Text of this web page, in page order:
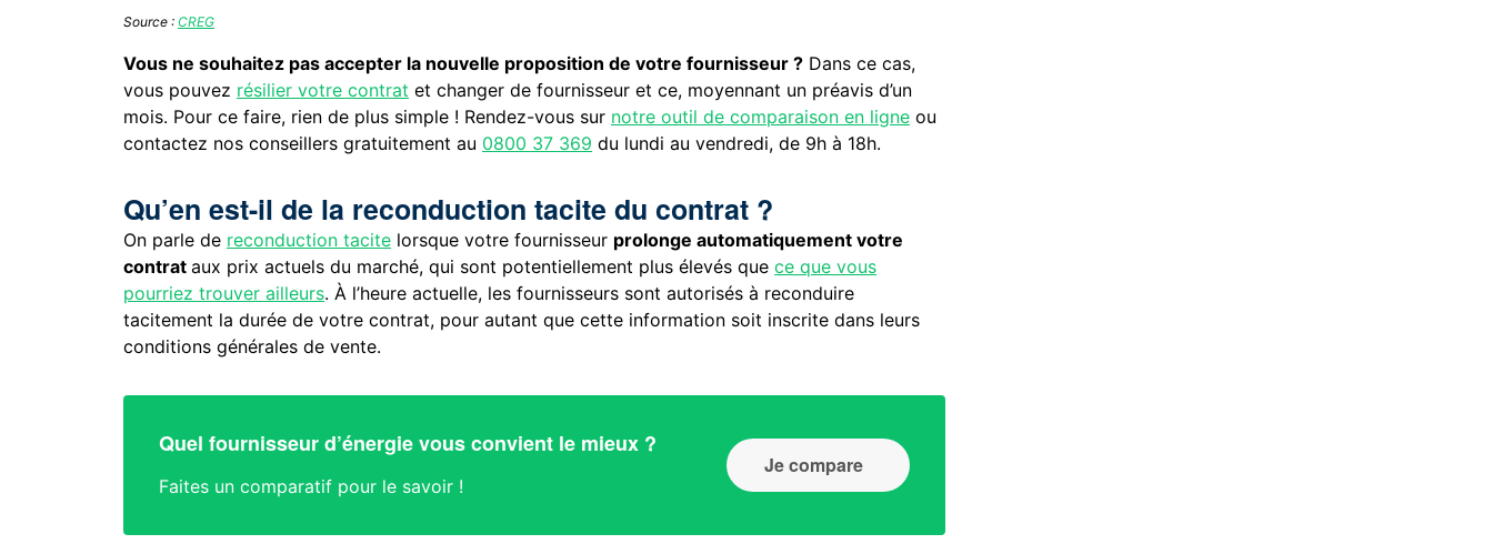
Source :CREG
Vous ne souhaitez pas accepter la nouvelle proposition de votre fournisseur ? Dans ce cas,
vous pouvez résilier votre contrat et changer de fournisseur et ce, moyennant un préavis d’un
mois. Pour ce faire, rien de plus simple ! Rendez-vous sur notre outil de comparaison en ligne ou
contactez nos conseillers gratuitement au 0800 37 369 du lundi au vendredi, de 9h à 18h.
Qu’en est-il de la reconduction tacite du contrat ?
On parle de reconduction tacite lorsque votre fournisseur prolonge automatiquement votre
contrataux prix actuels du marché, qui sont potentiellement plus élevés quece que vous
pourriez trouver ailleurs. À l’heure actuelle, les fournisseurs sont autorisés à reconduire
tacitement la durée de votre contrat, pour autant que cette information soit inscrite dans leurs
conditions générales de vente.
Quel fournisseur d’énergie vous convient le mieux ?
Faites un comparatif pour le savoir !
Je compare